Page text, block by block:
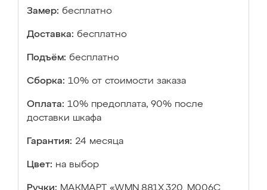
Замер: бесплатно
Доставка: бесплатно
Подъём: бесплатно
Сборка: 10% от стоимости заказа
Оплата: 10% предоплата, 90% после
доставки шкафа
Гарантия: 24 месяца
Цвет: на выбор